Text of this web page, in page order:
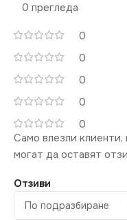
0 прегледа
0
0
0
0
0
Отзиви
Само влезли клиенти,
могат да оставят